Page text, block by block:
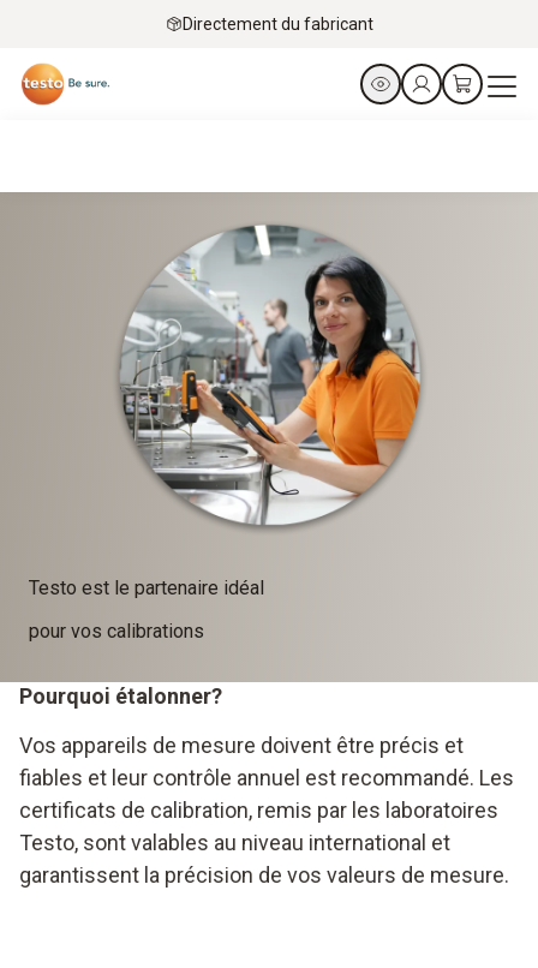
Directement du fabricant
Testo est le partenaire idéal
pour vos calibrations
Pourquoi étalonner?
Vos appareils de mesure doivent être précis et
fiables et leur contrôle annuel est recommandé. Les
certificats de calibration, remis par les laboratoires
Testo, sont valables au niveau international et
garantissent la précision de vos valeurs de mesure.